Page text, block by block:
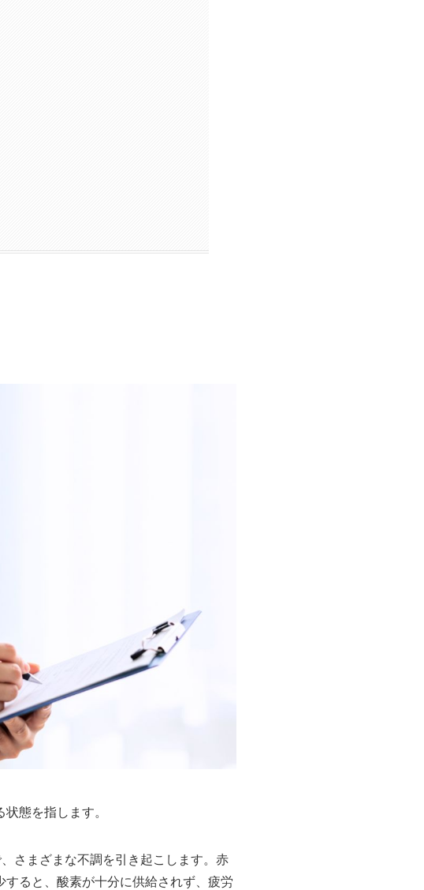
態を指します。
さまざまな不調を引き起こします。赤
ると、酸素が十分に供給されず、疲労